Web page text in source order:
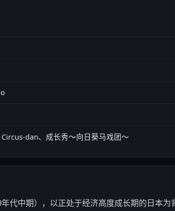
dan、成长秀～向日葵马戏团～
代中期），以正处于经济高度成长期的日本